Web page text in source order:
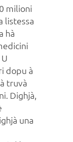
milioni
listessa
hà
dopu à
truvà
Dighjà,
una